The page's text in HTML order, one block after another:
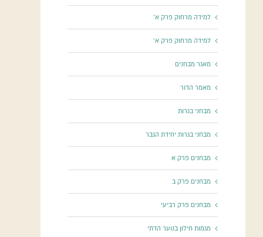
למידה מרחוק פרק א'
למידה מרחוק פרק א'
מאגר מבחנים
מאמר הדור
מבחני בגרות
מבחני בגרות יחידת הגבר
מבחנים פרק א
מבחנים פרק ב
מבחנים פרק רביעי
מגמות חילון בנוער הדתי